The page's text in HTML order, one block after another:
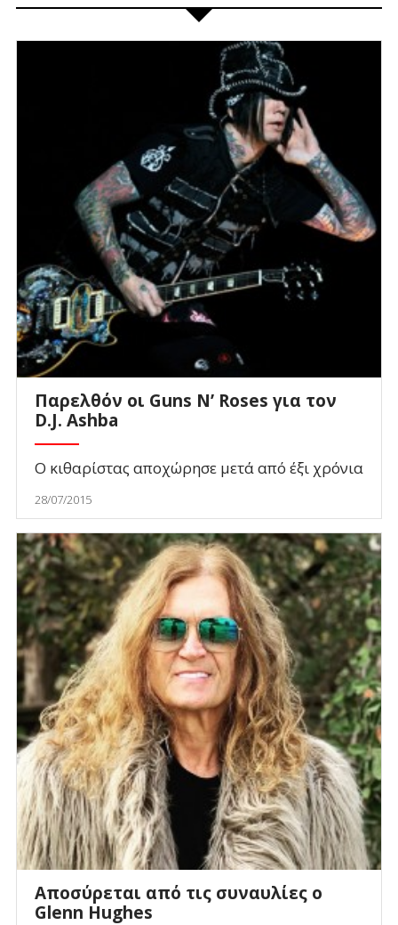
Παρελθόν οι Guns N’ Roses για τον
D.J. Ashba
Ο κιθαρίστας αποχώρησε μετά από έξι χρόνια
28/07/2015
Αποσύρεται από τις συναυλίες ο
Glenn Hughes